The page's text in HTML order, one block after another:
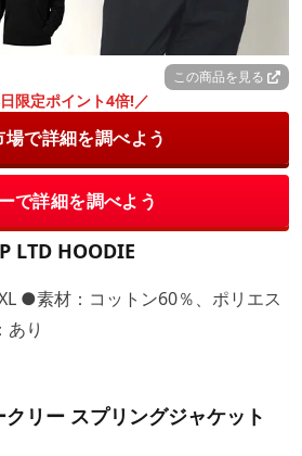
この商品を見る
限定ポイント4倍!／
場で詳細を調べよう
で詳細を調べよう
LTD HOODIE
●素材：コットン60％、ポリエス
り
リー スプリングジャケット